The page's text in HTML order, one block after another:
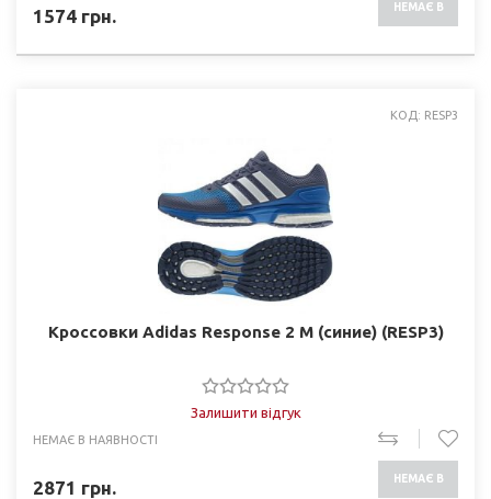
1574 грн. НЕМАЄ В
КОД: RESP3
Кроссовки Adidas Response 2 M (синие) (RESP3)
Залишити відгук
НЕМАЄ В НАЯВНОСТІ
2871 грн. НЕМАЄ В